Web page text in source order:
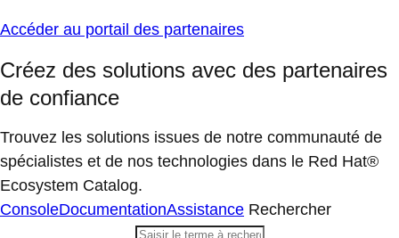
Accéder au portail des partenaires
Créez des solutions avec des partenaires
de confiance
Trouvez les solutions issues de notre communauté de
spécialistes et de nos technologies dans le Red Hat®
Ecosystem Catalog.
ConsoleDocumentationAssistance Rechercher